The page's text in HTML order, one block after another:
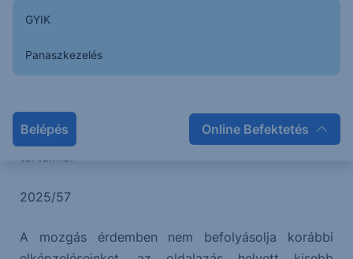
GYIK
Panaszkezelés
Belépés Online Befektetés
hulláma.
Korábbi elemzések relevanciával rendelkező
tartalma:
2025/57
A mozgás érdemben nem befolyásolja korábbi